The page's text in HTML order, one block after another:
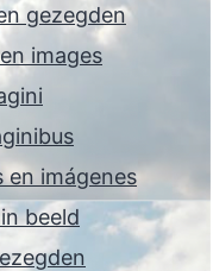
gezegden
images
en imágenes
beeld